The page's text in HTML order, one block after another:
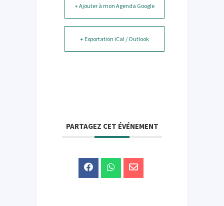
+ Ajouter à mon Agenda Google
+ Exportation iCal / Outlook
PARTAGEZ CET ÉVÉNEMENT